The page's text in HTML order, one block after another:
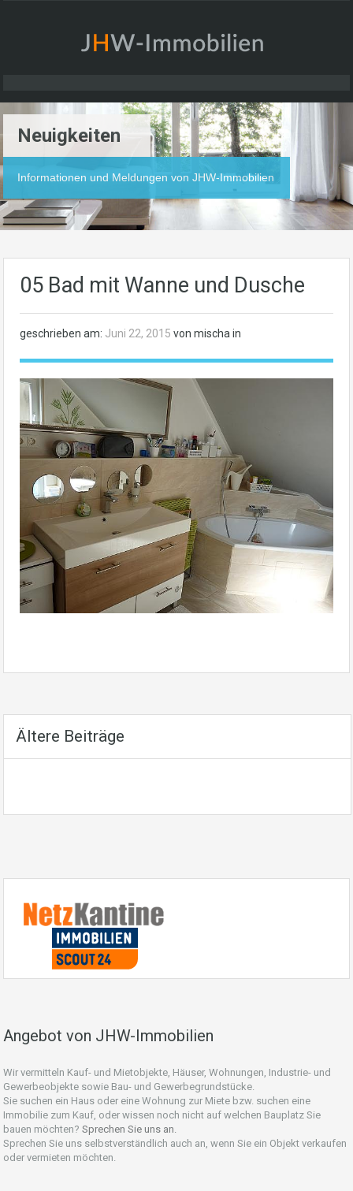
Neuigkeiten
Informationen und Meldungen von JHW-Immobilien
05 Bad mit Wanne und Dusche
geschrieben am: Juni 22, 2015 von mischa in
Ältere Beiträge
Angebot von JHW-Immobilien
Wir vermitteln Kauf- und Mietobjekte, Häuser, Wohnungen, Industrie- und
Gewerbeobjekte sowie Bau- und Gewerbegrundstücke.
Sie suchen ein Haus oder eine Wohnung zur Miete bzw. suchen eine
Immobilie zum Kauf, oder wissen noch nicht auf welchen Bauplatz Sie
bauen möchten? Sprechen Sie uns an.
Sprechen Sie uns selbstverständlich auch an, wenn Sie ein Objekt verkaufen
oder vermieten möchten.